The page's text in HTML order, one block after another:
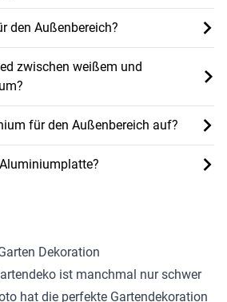
den Außenbereich?
zwischen weißem und
für den Außenbereich auf?
Dekoration
ist manchmal nur schwer
hat die perfekte Gartendekoration